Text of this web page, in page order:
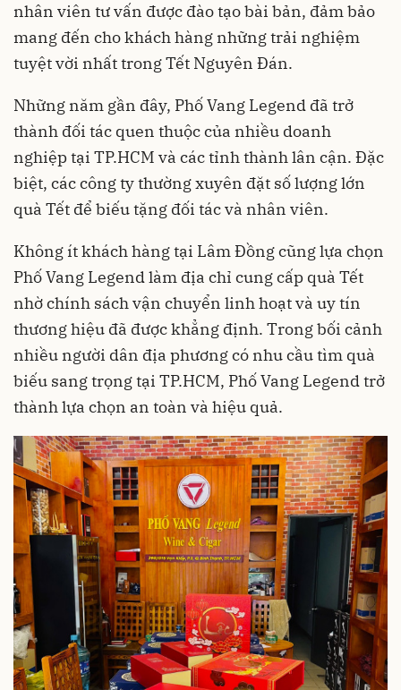
nhân viên tư vấn được đào tạo bài bản, đảm bảo
mang đến cho khách hàng những trải nghiệm
tuyệt vời nhất trong Tết Nguyên Đán.
Những năm gần đây, Phố Vang Legend đã trở
thành đối tác quen thuộc của nhiều doanh
nghiệp tại TP.HCM và các tỉnh thành lân cận. Đặc
biệt, các công ty thường xuyên đặt số lượng lớn
quà Tết để biếu tặng đối tác và nhân viên.
Không ít khách hàng tại Lâm Đồng cũng lựa chọn
Phố Vang Legend làm địa chỉ cung cấp quà Tết
nhờ chính sách vận chuyển linh hoạt và uy tín
thương hiệu đã được khẳng định. Trong bối cảnh
nhiều người dân địa phương có nhu cầu tìm quà
biếu sang trọng tại TP.HCM, Phố Vang Legend trở
thành lựa chọn an toàn và hiệu quả.